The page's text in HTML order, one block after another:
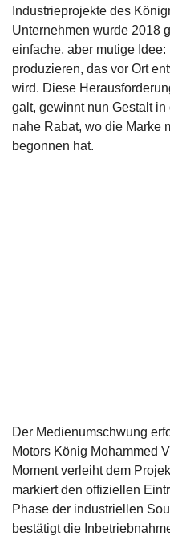
Industrieprojekte des
Unternehmen wurde 2018
einfache, aber mutige
produzieren, das vor Ort
wird. Diese
galt, gewinnt nun Gestalt
nahe Rabat, wo die Marke
begonnen hat.
Der Medienumschwung
Motors König Mohammed
Moment verleiht dem
markiert den offiziellen
Phase der industriellen
bestätigt die